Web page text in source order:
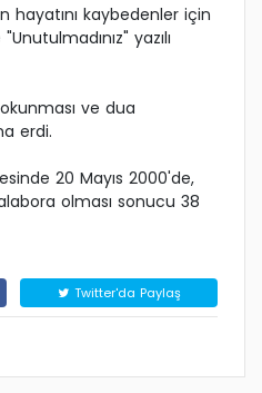
hayatını kaybedenler için
yazılı
ve dua
erdi.
20 Mayıs 2000'de,
olması sonucu 38
Twitter'da Paylaş